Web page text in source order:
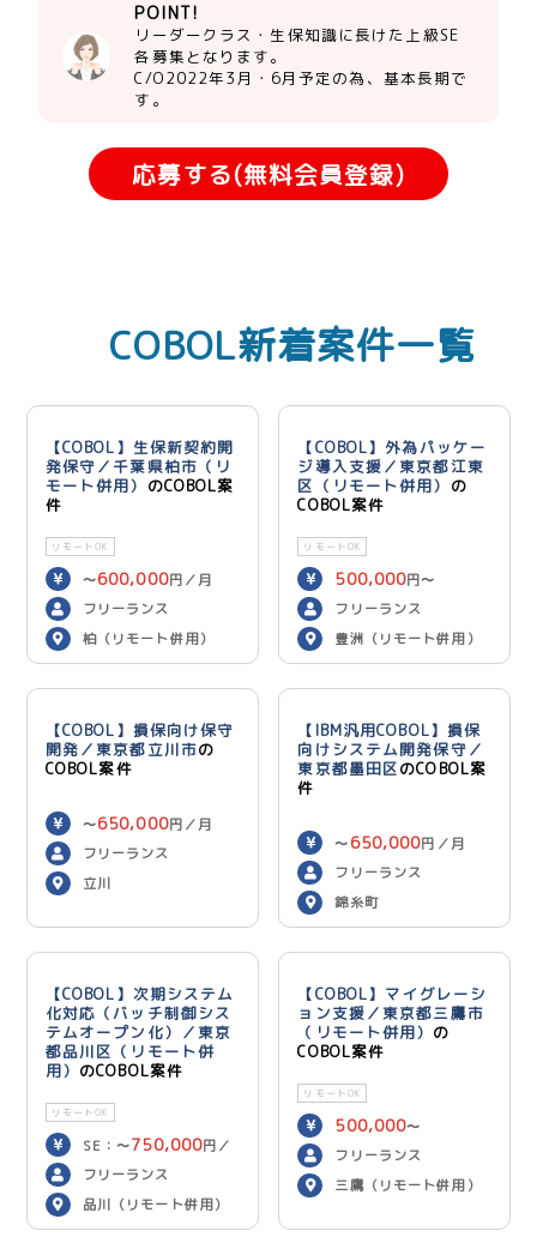
POINT!
リーダークラス・生保知識に長けた上級SE
各募集となります。
C/O2022年3月・6月予定の為、基本長期で
す。
応募する(無料会員登録)
COBOL新着案件一覧
【COBOL】生保新契約開
発保守／千葉県柏市（リ
モート併用） のCOBOL案
件
リモートOK
〜600,000円／月
フリーランス
柏（リモート併用）
【COBOL】外為パッケー
ジ導入支援／東京都江東
区（リモート併用） の
COBOL案件
リモートOK
500,000円〜
600,000 円／月
フリーランス
豊洲（リモート併用）
【COBOL】損保向け保守
開発／東京都立川市の
COBOL案件
〜650,000円／月
フリーランス
立川
【IBM汎用COBOL】損保
向けシステム開発保守／
東京都墨田区のCOBOL案
件
〜 650,000円／月
フリーランス
錦糸町
【COBOL】次期システム
化対応（バッチ制御シス
テムオープン化）／東京
都品川区（リモート併
用） のCOBOL案件
リモートOK
SE：〜750,000円／
月 PG：〜700,000
／月
フリーランス
品川（リモート併用）
【COBOL】マイグレーシ
ョン支援／東京都三鷹市
（リモート併用） の
COBOL案件
リモートOK
500,000〜
600,000 円／月
フリーランス
三鷹（リモート併用）